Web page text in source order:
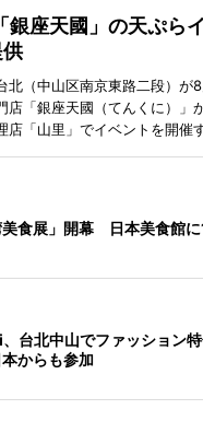
銀座天國」の天ぷ
北（中山区南京東路二段）が8
店「銀座天國（てんくに）」
「山里」でイベントを開催す
美食展」開幕 日本美食館
台北中山でファッション
からも参加